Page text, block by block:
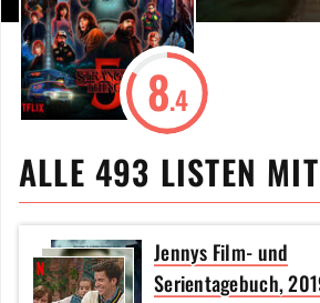
8.4
ALLE 493 LISTEN
Jennys Film- und
Serientagebuch,